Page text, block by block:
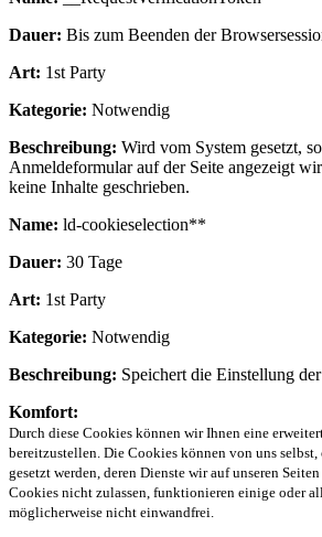
Dauer: Bis zum Beenden der
Art: 1st Party
Kategorie: Notwendig
Beschreibung: Wird vom System gesetzt,
Anmeldeformular auf der Seite angezeigt
keine Inhalte geschrieben.
Name: ld-cookieselection**
Dauer: 30 Tage
Art: 1st Party
Kategorie: Notwendig
Beschreibung: Speichert die Einstellung
Komfort:
Durch diese Cookies können wir Ihnen eine
bereitzustellen. Die Cookies können von uns
gesetzt werden, deren Dienste wir auf unseren
Cookies nicht zulassen, funktionieren einige oder
möglicherweise nicht einwandfrei.